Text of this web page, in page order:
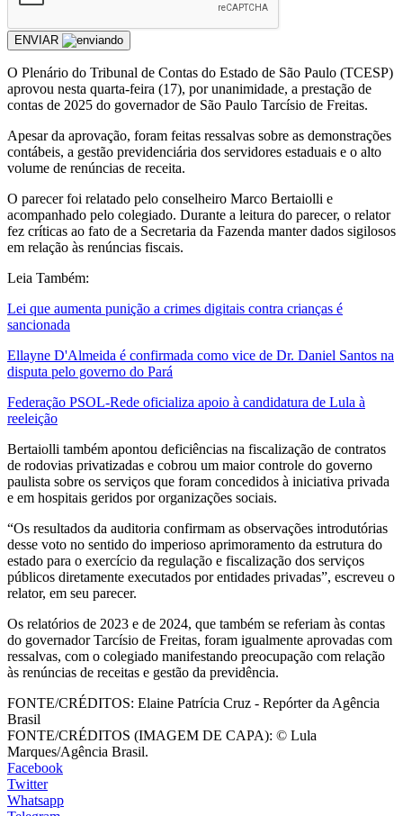
ENVIAR
O Plenário do Tribunal de Contas do Estado de São Paulo (TCESP)
aprovou nesta quarta-feira (17), por unanimidade, a prestação de
contas de 2025 do governador de São Paulo Tarcísio de Freitas.
Apesar da aprovação, foram feitas ressalvas sobre as demonstrações
contábeis, a gestão previdenciária dos servidores estaduais e o alto
volume de renúncias de receita.
O parecer foi relatado pelo conselheiro Marco Bertaiolli e
acompanhado pelo colegiado. Durante a leitura do parecer, o relator
fez críticas ao fato de a Secretaria da Fazenda manter dados sigilosos
em relação às renúncias fiscais.
Leia Também:
Lei que aumenta punição a crimes digitais contra crianças é
sancionada
Ellayne D'Almeida é confirmada como vice de Dr. Daniel Santos na
disputa pelo governo do Pará
Federação PSOL-Rede oficializa apoio à candidatura de Lula à
reeleição
Bertaiolli também apontou deficiências na fiscalização de contratos
de rodovias privatizadas e cobrou um maior controle do governo
paulista sobre os serviços que foram concedidos à iniciativa privada
e em hospitais geridos por organizações sociais.
“Os resultados da auditoria confirmam as observações introdutórias
desse voto no sentido do imperioso aprimoramento da estrutura do
estado para o exercício da regulação e fiscalização dos serviços
públicos diretamente executados por entidades privadas”, escreveu o
relator, em seu parecer.
Os relatórios de 2023 e de 2024, que também se referiam às contas
do governador Tarcísio de Freitas, foram igualmente aprovadas com
ressalvas, com o colegiado manifestando preocupação com relação
às renúncias de receitas e gestão da previdência.
FONTE/CRÉDITOS: Elaine Patrícia Cruz - Repórter da Agência
Brasil
FONTE/CRÉDITOS (IMAGEM DE CAPA): © Lula
Marques/Agência Brasil.
Facebook
Twitter
Whatsapp